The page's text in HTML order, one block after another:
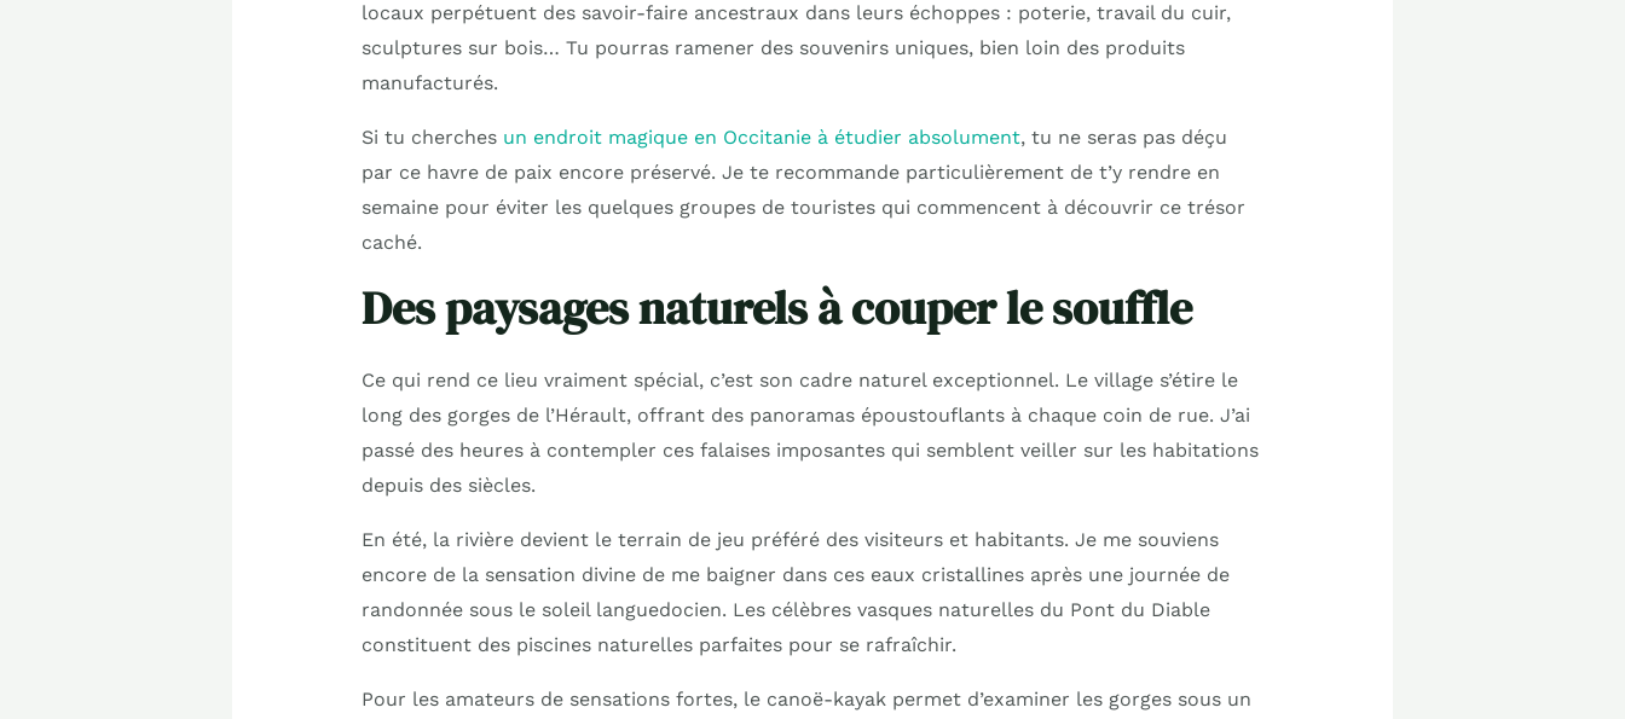
locaux perpétuent des savoir-faire ancestraux dans leurs échoppes : poterie, travail du cuir,
sculptures sur bois… Tu pourras ramener des souvenirs uniques, bien loin des produits
manufacturés.
Si tu cherches un endroit magique en Occitanie à étudier absolument, tu ne seras pas déçu
par ce havre de paix encore préservé. Je te recommande particulièrement de t’y rendre en
semaine pour éviter les quelques groupes de touristes qui commencent à découvrir ce trésor
caché.
Des paysages naturels à couper le souffle
Ce qui rend ce lieu vraiment spécial, c’est son cadre naturel exceptionnel. Le village s’étire le
long des gorges de l’Hérault, offrant des panoramas époustouflants à chaque coin de rue. J’ai
passé des heures à contempler ces falaises imposantes qui semblent veiller sur les habitations
depuis des siècles.
En été, la rivière devient le terrain de jeu préféré des visiteurs et habitants. Je me souviens
encore de la sensation divine de me baigner dans ces eaux cristallines après une journée de
randonnée sous le soleil languedocien. Les célèbres vasques naturelles du Pont du Diable
constituent des piscines naturelles parfaites pour se rafraîchir.
Pour les amateurs de sensations fortes, le canoë-kayak permet d’examiner les gorges sous un